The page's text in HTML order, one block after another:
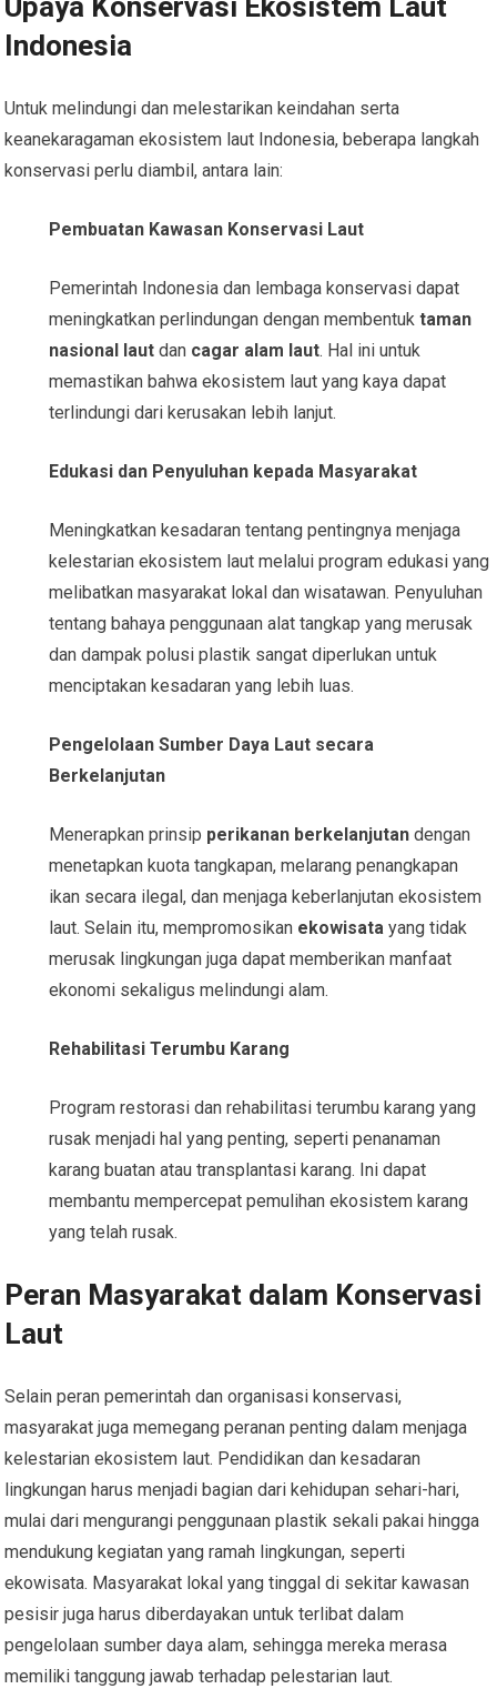
Upaya Konservasi Ekosistem Laut
Indonesia
Untuk melindungi dan melestarikan keindahan serta
keanekaragaman ekosistem laut Indonesia, beberapa langkah
konservasi perlu diambil, antara lain:
Pembuatan Kawasan Konservasi Laut
Pemerintah Indonesia dan lembaga konservasi dapat
meningkatkan perlindungan dengan membentuktaman
nasional laut dan cagar alam laut. Hal ini untuk
memastikan bahwa ekosistem laut yang kaya dapat
terlindungi dari kerusakan lebih lanjut.
Edukasi dan Penyuluhan kepada Masyarakat
Meningkatkan kesadaran tentang pentingnya menjaga
kelestarian ekosistem laut melalui program edukasi yang
melibatkan masyarakat lokal dan wisatawan. Penyuluhan
tentang bahaya penggunaan alat tangkap yang merusak
dan dampak polusi plastik sangat diperlukan untuk
menciptakan kesadaran yang lebih luas.
Pengelolaan Sumber Daya Laut secara
Berkelanjutan
Menerapkan prinsip perikanan berkelanjutan dengan
menetapkan kuota tangkapan, melarang penangkapan
ikan secara ilegal, dan menjaga keberlanjutan ekosistem
laut. Selain itu, mempromosikan ekowisata yang tidak
merusak lingkungan juga dapat memberikan manfaat
ekonomi sekaligus melindungi alam.
Rehabilitasi Terumbu Karang
Program restorasi dan rehabilitasi terumbu karang yang
rusak menjadi hal yang penting, seperti penanaman
karang buatan atau transplantasi karang. Ini dapat
membantu mempercepat pemulihan ekosistem karang
yang telah rusak.
Peran Masyarakat dalam Konservasi
Laut
Selain peran pemerintah dan organisasi konservasi,
masyarakat juga memegang peranan penting dalam menjaga
kelestarian ekosistem laut. Pendidikan dan kesadaran
lingkungan harus menjadi bagian dari kehidupan sehari-hari,
mulai dari mengurangi penggunaan plastik sekali pakai hingga
mendukung kegiatan yang ramah lingkungan, seperti
ekowisata. Masyarakat lokal yang tinggal di sekitar kawasan
pesisir juga harus diberdayakan untuk terlibat dalam
pengelolaan sumber daya alam, sehingga mereka merasa
memiliki tanggung jawab terhadap pelestarian laut.